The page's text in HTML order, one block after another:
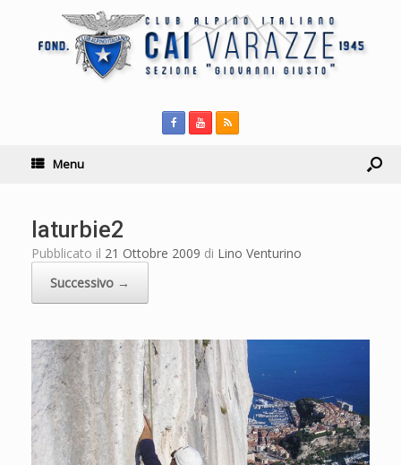
Menu
laturbie2
Pubblicato il 21 Ottobre 2009 di Lino Venturino
Successivo →